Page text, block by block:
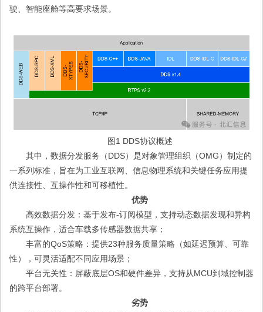
驶、智能座舱等高要求场景。
图1 DDS协议概述
其中，数据分发服务（DDS）是对象管理组织（OMG）制定的
一系列标准，旨在为工业互联网、信息物理系统和关键任务应用提
供连接性、互操作性和可移植性。
优势
高效数据分发：基于发布-订阅模型，支持动态数据发现和异构
系统互操作，适合车载多传感器数据共享；
丰富的QoS策略：提供23种服务质量策略（如延迟预算、可靠
性），可灵活适配不同应用场景；
平台无关性：屏蔽底层OS和硬件差异，支持从MCU到域控制器
的跨平台部署。
劣势